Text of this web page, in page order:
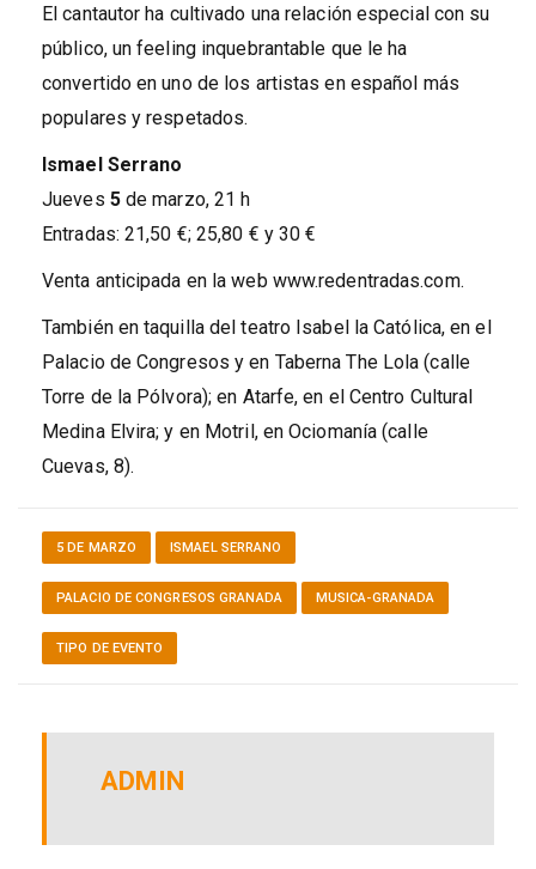
El cantautor ha cultivado una relación especial con su
público, un feeling inquebrantable que le ha
convertido en uno de los artistas en español más
populares y respetados.
Ismael Serrano
Jueves 5 de marzo, 21 h
Entradas: 21,50 €; 25,80 € y 30 €
Venta anticipada en la web www.redentradas.com.
También en taquilla del teatro Isabel la Católica, en el
Palacio de Congresos y en Taberna The Lola (calle
Torre de la Pólvora); en Atarfe, en el Centro Cultural
Medina Elvira; y en Motril, en Ociomanía (calle
Cuevas, 8).
5 DE MARZO ISMAEL SERRANO
PALACIO DE CONGRESOS GRANADA MUSICA-GRANADA
TIPO DE EVENTO
ADMIN